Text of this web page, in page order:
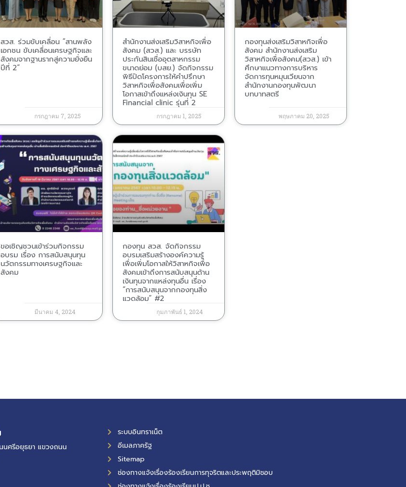
สวส. ร่วมขับเคลื่อน “สานพลัง
เอกชน ขับเคลื่อนเศรษฐกิจและ
สังคมจากฐานรากสู่ความยั่งยืน
ปีที่ 2”
กรกฎาคม 7, 2025
สำนักงานส่งเสริมวิสาหกิจเพื่อ
สังคม (สวส.) และ บรรษัท
ประกันสินเชื่ออุตสาหกรรม
ขนาดย่อม (บสย.) จัดกิจกรรม
พิธีปิดโครงการให้คำปรึกษา
วิสาหกิจเพื่อสังคมเพื่อเพิ่ม
โอกาสเข้าถึงแหล่งเงินทุน SE
Financial clinic รุ่นที่ 2
กรกฎาคม 1, 2025
กองทุนส่งเสริมวิสาหกิจเพื่อ
สังคม สำนักงานส่งเสริม
วิสาหกิจเพื่อสังคม(สวส.) เข้า
ศึกษาแนวทางการบริหาร
จัดการทุนหมุนเวียนจาก
สำนักงานกองทุนพัฒนา
บทบาทสตรี
พฤษภาคม 20, 2025
ขอเชิญชวนเข้าร่วมกิจกรรม
อบรม เรื่อง การสนับสนุนทุน
นวัตกรรมทางเศรษฐกิจและ
สังคม
มีนาคม 4, 2024
กองทุน สวส. จัดกิจกรรม
อบรมเสริมสร้างองค์ความรู้
เพื่อเพิ่มโอกาสให้วิสาหกิจเพื่อ
สังคมเข้าถึงการสนับสนุนด้าน
เงินทุนจากแหล่งทุนอื่น เรื่อง
“การสนับสนุนจากกองทุนสิ่ง
แวดล้อม” #2
กุมภาพันธ์ 1, 2024
นศรีอยุธยา แขวงถนน
ระบบอินทราเน็ต
อีเมลภาครัฐ
Sitemap
ช่องทางแจ้งเรื่องร้องเรียนการทุจริตและประพฤติมิชอบ